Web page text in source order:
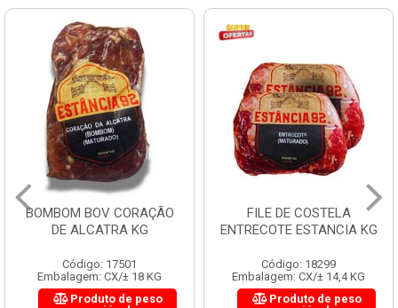
BOMBOM BOV CORAÇÃO
DE ALCATRA KG
Código: 17501
Embalagem: CX/± 18 KG
Produto de peso
FILE DE COSTELA
ENTRECOTE ESTANCIA KG
Código: 18299
Embalagem: CX/± 14,4 KG
Produto de peso